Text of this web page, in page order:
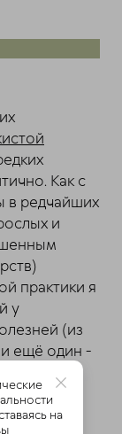
Как с
в редчайших
и
практики я
у
(из
и ещё один -
лечится,
на